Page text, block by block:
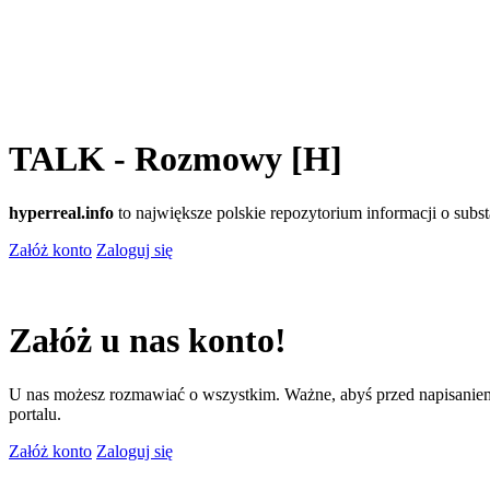
TALK - Rozmowy [H]
hyperreal.info to największe polskie repozytorium informacji o
Załóż konto Zaloguj się
Załóż u nas konto!
U nas możesz rozmawiać o wszystkim. Ważne, abyś przed
portalu.
Załóż konto Zaloguj się